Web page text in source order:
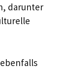
darunter